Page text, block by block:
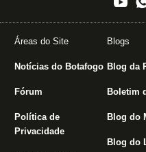
Áreas do Site
Notícias do Botafogo
Fórum
Política de
Privacidade
Blogs
Blog da
Boletim
Blog do
Blog do